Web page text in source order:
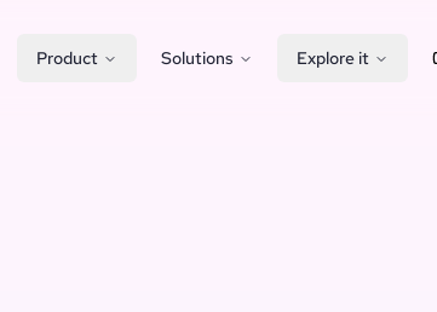
Product Solutions Explore it